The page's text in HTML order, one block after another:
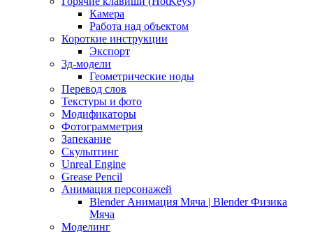
Камера
Работа над объектом
Короткие инструкции
Экспорт
3д-модели
Геометрические ноды
Перевод слов
Текстуры и фото
Модификаторы
Фотограмметрия
Запекание
Скульптинг
Unreal Engine
Grease Pencil
Анимация персонажей
Blender Анимация Мяча | Blender Физика
Мяча
Моделинг